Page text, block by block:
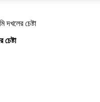
দখলের চেষ্টা